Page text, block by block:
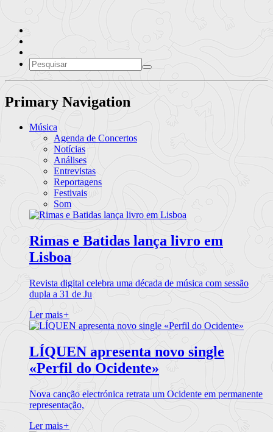
Primary Navigation
Música
Agenda de Concertos
Notícias
Análises
Entrevistas
Reportagens
Festivais
Som
Rimas e Batidas lança livro em
Lisboa
Revista digital celebra uma década de música com sessão
dupla a 31 de Ju
Ler mais+
LÍQUEN apresenta novo single
«Perfil do Ocidente»
Nova canção electrónica retrata um Ocidente em permanente
representação,
Ler mais+